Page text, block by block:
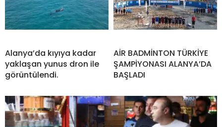
Alanya’da kıyıya kadar
yaklaşan yunus dron ile
görüntülendi.
AİR BADMİNTON TÜRKİYE
ŞAMPİYONASI ALANYA’DA
BAŞLADI